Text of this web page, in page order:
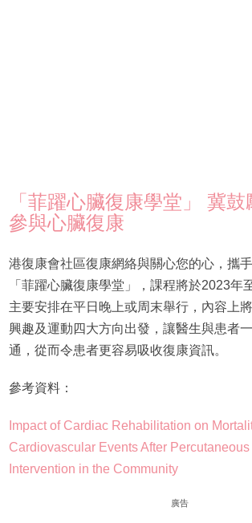
「菲躍心臟復康學堂」 冀
參與心臟復康
港復康會社區復康網絡與關心您的心，攜
「菲躍心臟復康學堂」，課程將於2023年
主要安排在平日晚上或周末舉行，內容上將
興趣及運動四大方向出發，讓醫生與患者
通，從而令患者更容易吸收復康資訊。
參考資料：
Impact of Cardiac Rehabilitation on
Cardiovascular Events After
Intervention in the Community
廣告